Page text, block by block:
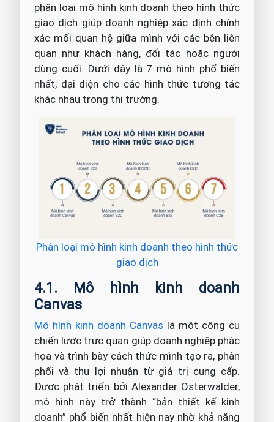
phân loại mô hình kinh doanh theo hình thức
giao dịch giúp doanh nghiệp xác định chính
xác mối quan hệ giữa mình với các bên liên
quan như khách hàng, đối tác hoặc người
dùng cuối. Dưới đây là 7 mô hình phổ biến
nhất, đại diện cho các hình thức tương tác
khác nhau trong thị trường.
Phân loại mô hình kinh doanh theo hình thức
giao dịch
4.1. Mô hình kinh doanh
Canvas
Mô hình kinh doanh Canvas là một công cụ
chiến lược trực quan giúp doanh nghiệp phác
họa và trình bày cách thức mình tạo ra, phân
phối và thu lợi nhuận từ giá trị cung cấp.
Được phát triển bởi Alexander Osterwalder,
mô hình này trở thành “bản thiết kế kinh
doanh” phổ biến nhất hiện nay nhờ khả năng